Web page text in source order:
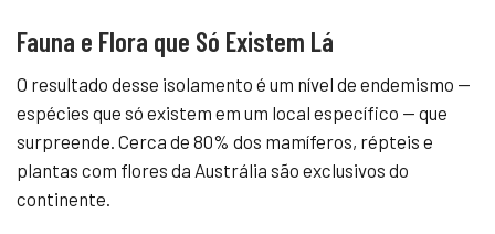
Fauna e Flora que Só Existem Lá
O resultado desse isolamento é um nível de endemismo —
espécies que só existem em um local específico — que
surpreende. Cerca de 80% dos mamíferos, répteis e
plantas com flores da Austrália são exclusivos do
continente.